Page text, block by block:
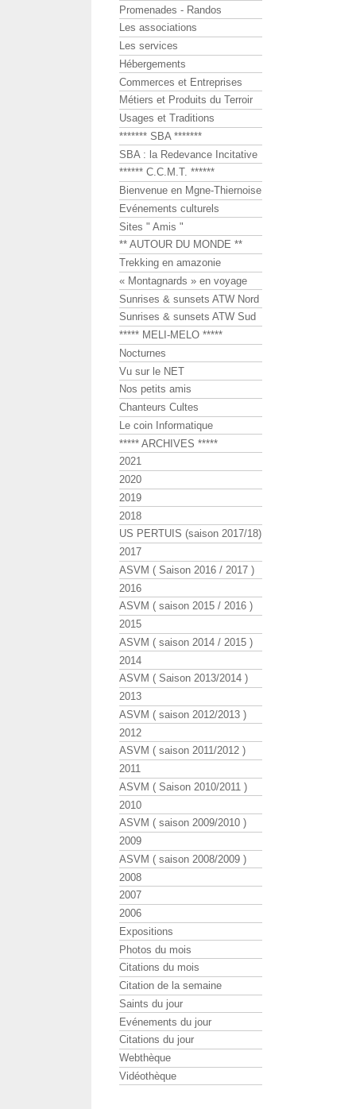
Promenades - Randos
Les associations
Les services
Hébergements
Commerces et Entreprises
Métiers et Produits du Terroir
Usages et Traditions
******* SBA *******
SBA : la Redevance Incitative
****** C.C.M.T. ******
Bienvenue en Mgne-Thiernoise
Evénements culturels
Sites " Amis "
** AUTOUR DU MONDE **
Trekking en amazonie
« Montagnards » en voyage
Sunrises & sunsets ATW Nord
Sunrises & sunsets ATW Sud
***** MELI-MELO *****
Nocturnes
Vu sur le NET
Nos petits amis
Chanteurs Cultes
Le coin Informatique
***** ARCHIVES *****
2021
2020
2019
2018
US PERTUIS (saison 2017/18)
2017
ASVM ( Saison 2016 / 2017 )
2016
ASVM ( saison 2015 / 2016 )
2015
ASVM ( saison 2014 / 2015 )
2014
ASVM ( Saison 2013/2014 )
2013
ASVM ( saison 2012/2013 )
2012
ASVM ( saison 2011/2012 )
2011
ASVM ( Saison 2010/2011 )
2010
ASVM ( saison 2009/2010 )
2009
ASVM ( saison 2008/2009 )
2008
2007
2006
Expositions
Photos du mois
Citations du mois
Citation de la semaine
Saints du jour
Evénements du jour
Citations du jour
Webthèque
Vidéothèque